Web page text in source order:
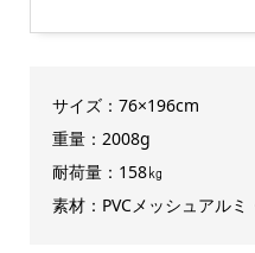
サイズ：76×196cm
重量：2008g
耐荷量：158㎏
素材：PVCメッシュアルミ